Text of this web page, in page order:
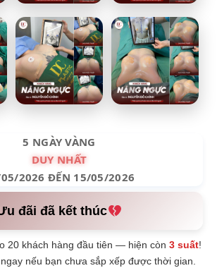
5 NGÀY VÀNG
DUY NHẤT
2026 ĐẾN 15/05/2026
đãi đã kết thúc
20 khách hàng đầu tiên — hiện còn3 suất!
nếu bạn chưa sắp xếp được thời gian.